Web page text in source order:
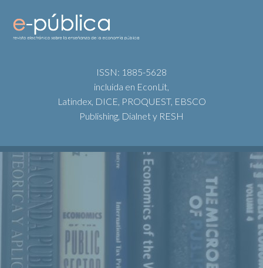
ISSN: 1885-5628
incluida en EconLit,
Latindex, DICE, PROQUEST, EBSCO
Publishing, Dialnet y RESH